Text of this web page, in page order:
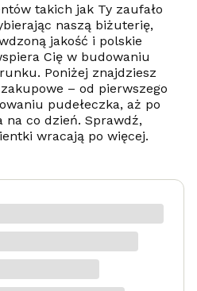
takich jak Ty zaufało
naszą biżuterię,
jakość i polskie
Cię w budowaniu
Poniżej znajdziesz
– od pierwszego
pudełeczka, aż po
na co dzień. Sprawdź,
wracają po więcej.